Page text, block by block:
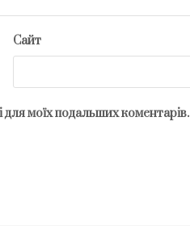
Сайт
моїх подальших коментарів.